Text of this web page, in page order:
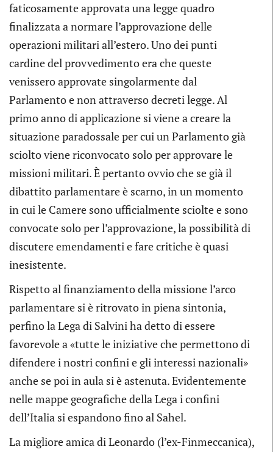
faticosamente approvata una legge quadro
finalizzata a normare l’approvazione delle
operazioni militari all’estero. Uno dei punti
cardine del provvedimento era che queste
venissero approvate singolarmente dal
Parlamento e non attraverso decreti legge. Al
primo anno di applicazione si viene a creare la
situazione paradossale per cui un Parlamento già
sciolto viene riconvocato solo per approvare le
missioni militari. È pertanto ovvio che se già il
dibattito parlamentare è scarno, in un momento
in cui le Camere sono ufficialmente sciolte e sono
convocate solo per l’approvazione, la possibilità di
discutere emendamenti e fare critiche è quasi
inesistente.
Rispetto al finanziamento della missione l’arco
parlamentare si è ritrovato in piena sintonia,
perfino la Lega di Salvini ha detto di essere
favorevole a «tutte le iniziative che permettono di
difendere i nostri confini e gli interessi nazionali»
anche se poi in aula si è astenuta. Evidentemente
nelle mappe geografiche della Lega i confini
dell’Italia si espandono fino al Sahel.
La migliore amica di Leonardo (l’ex-Finmeccanica),